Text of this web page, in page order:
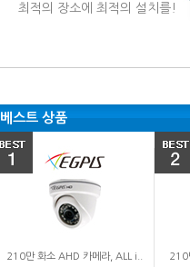
최적의 장소에 최적의 설치를!
베스트 상품
210만 화소 AHD 카메라, ALL i.. 210